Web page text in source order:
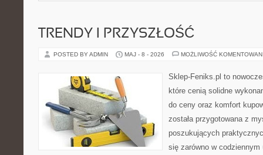
TRENDY I PRZYSZŁOŚĆ
POSTED BY ADMIN MAJ - 8 - 2026 MOŻLIWOŚĆ
Sklep-Feniks.pl to
które cenią solidne
do ceny oraz komfort
została przygotowana z
poszukujących
się zarówno w